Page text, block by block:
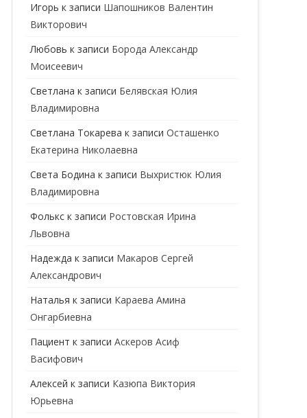
ГАСТРОЭНТЕРОЛОГ
ГИНЕКОЛОГ
ГОМЕОПАТ
ДЕРМАТОЛОГ
ДЕТСКИЕ ВРАЧИ ДЕТСКИЙ КАРДИОЛОГ
ДЕТСКИЙ ХИРУРГ
ПЕРИНАТАЛЬНЫЙ ПСИХОЛОГ
КАРДИОЛОГ
КОСМЕТОЛОГ
МАССАЖИСТ
НАРКОЛОГ
НЕВРОПАТОЛОГ
Игорь к записи Шапошников Валентин
Викторович
Любовь к записи Борода Александр
Моисеевич
Светлана к записи Белявская Юлия
Владимировна
Cветлана Токарева к записиОсташенко
Екатерина Николаевна
Света Бодина к записи Выхристюк Юлия
Владимировна
Фолькс к записи Ростовская Ирина
Львовна
Надежда к записи Макаров Сергей
Александрович
Наталья к записи Караева Амина
Онгарбиевна
Пациент к записиАскеров Асиф
Васифович
Алексей к записи Казюпа Виктория
Юрьевна